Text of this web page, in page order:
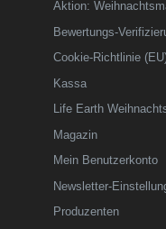
Aktion:
Bewertungs-
Cookie-Richtlinie
Kassa
Life Earth
Magazin
Mein Benutzerkonto
Newsletter-
Produzenten